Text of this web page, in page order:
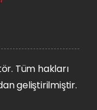
Tüm hakları
geliştirilmiştir.